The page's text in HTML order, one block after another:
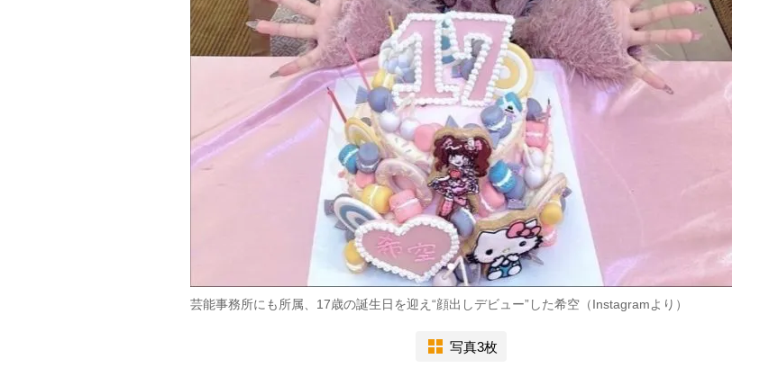
芸能事務所にも所属、17歳の誕生日を迎え“顔出しデビュー”した希空（Instagramより）
写真3枚